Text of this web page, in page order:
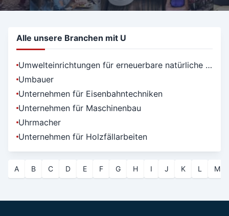
Alle unsere Branchen mit U
Umwelteinrichtungen für erneuerbare natürliche Ressourcen
Umbauer
Unternehmen für Eisenbahntechniken
Unternehmen für Maschinenbau
Uhrmacher
Unternehmen für Holzfällarbeiten
A B C D E F G H I J K L M